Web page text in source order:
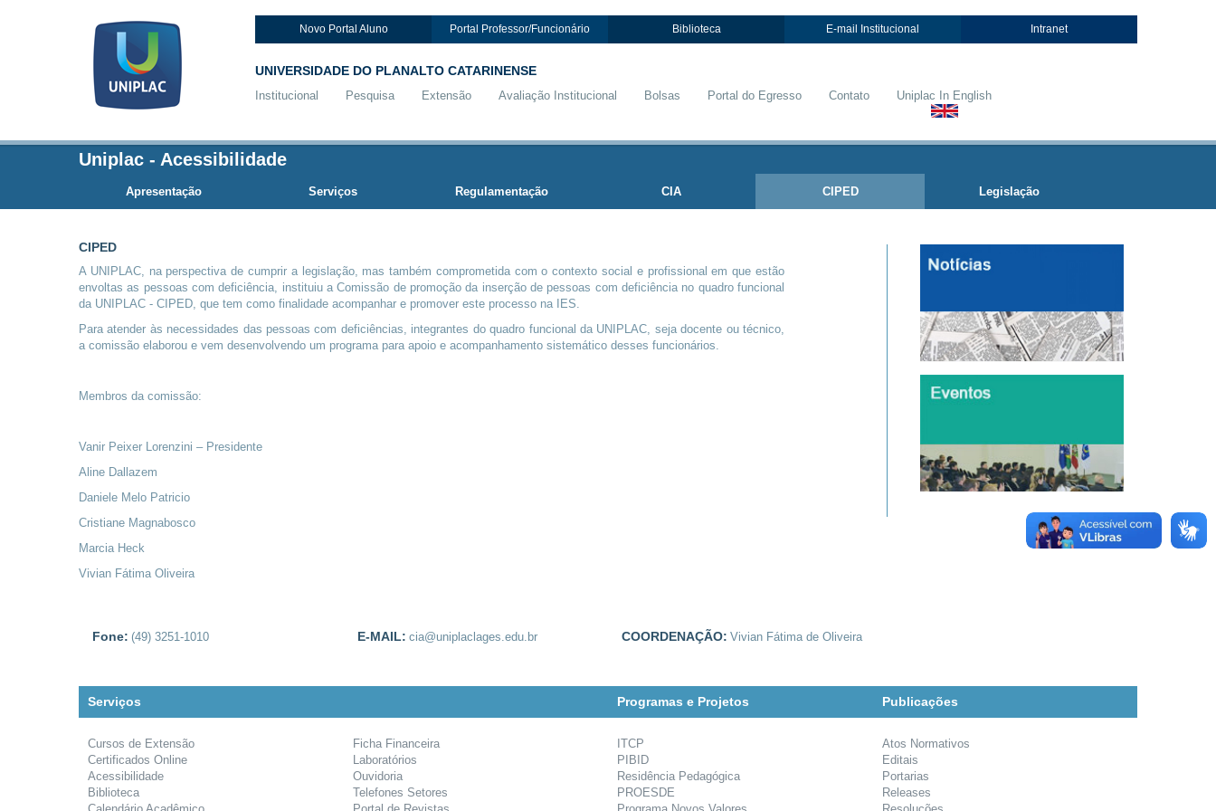
Novo Portal Aluno Portal Professor/Funcionário Biblioteca E-mail Institucional Intranet
UNIVERSIDADE DO PLANALTO CATARINENSE
Institucional Pesquisa Extensão Avaliação Institucional Bolsas Portal do Egresso Contato Uniplac In English
Uniplac - Acessibilidade
Apresentação Serviços Regulamentação CIA CIPED Legislação
CIPED
A UNIPLAC, na perspectiva de cumprir a legislação, mas também comprometida com o contexto social e profissional em que estão
envoltas as pessoas com deficiência, instituiu a Comissão de promoção da inserção de pessoas com deficiência no quadro funcional
da UNIPLAC - CIPED, que tem como finalidade acompanhar e promover este processo na IES.
Para atender às necessidades das pessoas com deficiências, integrantes do quadro funcional da UNIPLAC, seja docente ou técnico,
a comissão elaborou e vem desenvolvendo um programa para apoio e acompanhamento sistemático desses funcionários.
Membros da comissão:
Vanir Peixer Lorenzini – Presidente
Aline Dallazem
Daniele Melo Patricio
Cristiane Magnabosco
Marcia Heck
Vivian Fátima Oliveira
Fone: (49) 3251-1010 E-MAIL: cia@uniplaclages.edu.br COORDENAÇÃO: Vivian Fátima de Oliveira
Serviços
Cursos de Extensão
Certificados Online
Acessibilidade
Biblioteca
Ficha Financeira
Laboratórios
Ouvidoria
Telefones Setores
Programas e Projetos
ITCP
PIBID
Residência Pedagógica
PROESDE
Publicações
Atos Normativos
Editais
Portarias
Releases